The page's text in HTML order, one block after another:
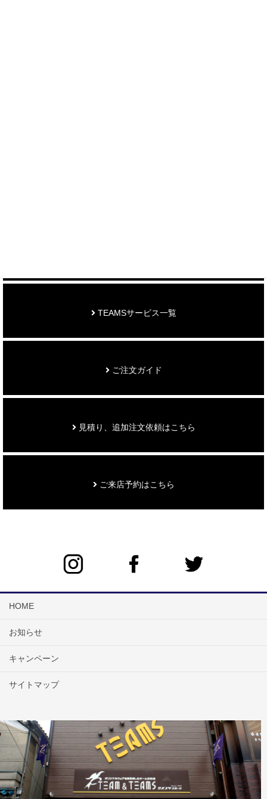
TEAMSサービス一覧
ご注文ガイド
見積り、追加注文依頼はこちら
ご来店予約はこちら
HOME
お知らせ
キャンペーン
サイトマップ